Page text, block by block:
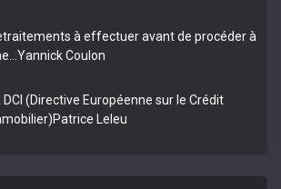
à effectuer avant de procéder à
Yannick Coulon
DCI (Directive Européenne sur le Crédit
Patrice Leleu